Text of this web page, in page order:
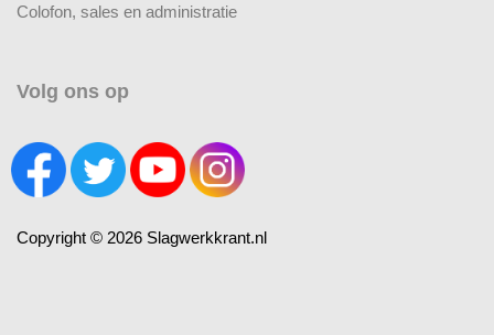
Colofon, sales en administratie
Volg ons op
Copyright © 2026 Slagwerkkrant.nl